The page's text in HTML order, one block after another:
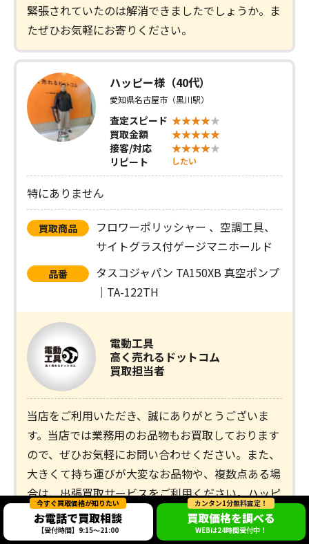
今すぐ買取価格が知りたい
お電話で買取相談
【受付時間】9:15～21:00
カンタン1分無料査定！
買取価格を調べる
WEBは24時間受付中！
緊張されていたのは解消できましたでしょうか。ま
たぜひお気軽にお寄りください。
ハッピー様（40代）
愛知県名古屋市（黒川駅）
査定スピード
買取金額
接客/対応
リピート
したい
特にありません
買取商品
フロワーポリッシャー 、空調工具、
サイトグラス付ゲージマニホールド
品番
タスコジャパン TA150XB 真空ポンプ
｜TA-122TH
電動工具
高く売れるドットコム
買取担当者
当店をご利用いただき、誠にありがとうございま
す。当店では業務用のお品物もお買取しております
ので、ぜひお気軽にお問い合わせください。また、
大きくて持ち運びが大変なお品物や、複数点ある場
合は、出張買取サービスをご利用ください。ハッピ
ー様のまたのご利用をお待ちしております。